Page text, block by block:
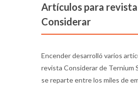
Artículos para revista
Considerar
Encender desarrolló varios
revista Considerar de Ternium
se reparte entre los miles de